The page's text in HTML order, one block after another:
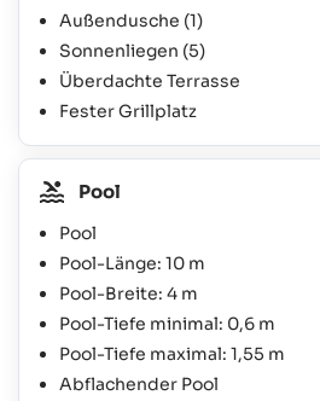
Außendusche (1)
Sonnenliegen (5)
Überdachte Terrasse
Fester Grillplatz
Pool
Pool
Pool-Länge: 10 m
Pool-Breite: 4 m
Pool-Tiefe minimal: 0,6 m
Pool-Tiefe maximal: 1,55 m
Abflachender Pool